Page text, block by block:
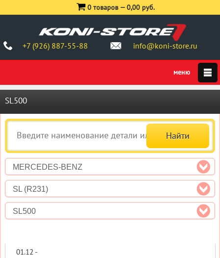
+7 (926) 887-55-88 info@koni-store.ru
0 товаров —0,00 руб.
SL500
MERCEDES-BENZ
SL (R231)
SL500
01.12 -